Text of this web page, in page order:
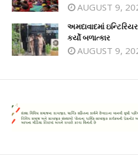
AUGUST 9,
અમદાવાદમાં
કર્યો બળાત્કાર
AUGUST 9,